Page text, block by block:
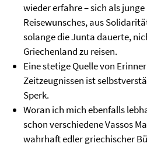
wieder erfahre – sich als
Reisewunsches, aus
solange die Junta dauerte,
Griechenland zu reisen.
Eine stetige Quelle von
Zeitzeugnissen ist
Sperk.
Woran ich mich ebenfalls
schon verschiedene Vassos
wahrhaft edler griechischer